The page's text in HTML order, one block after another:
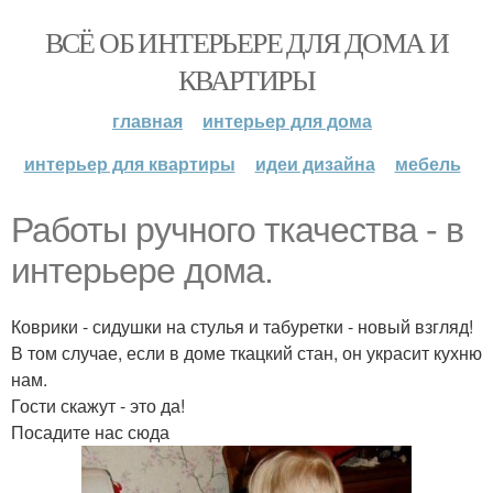
ВСЁ ОБ ИНТЕРЬЕРЕ ДЛЯ ДОМА И
КВАРТИРЫ
главная
интерьер для дома
интерьер для квартиры
идеи дизайна мебель
Работы ручного ткачества - в
интерьере дома.
Коврики - сидушки на стулья и табуретки - новый взгляд!
В том случае, если в доме ткацкий стан, он украсит кухню
нам.
Гости скажут - это да!
Посадите нас сюда